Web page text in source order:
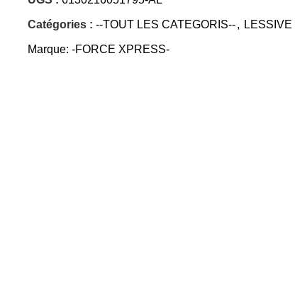
Catégories : --TOUT LES CATEGORIS--,
Marque: -FORCE XPRESS-